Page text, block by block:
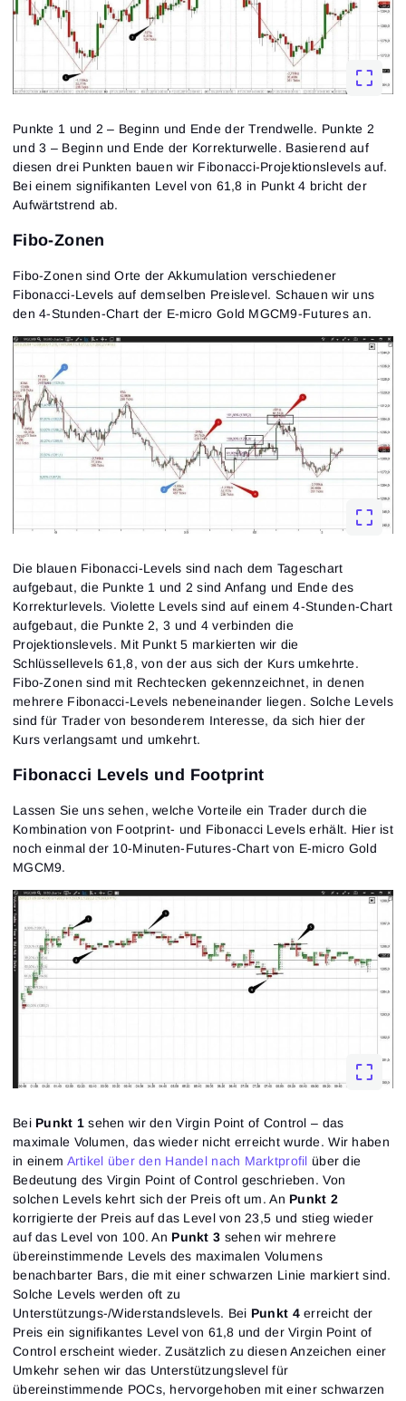
Punkte 1 und 2 – Beginn und Ende der Trendwelle. Punkte 2
und 3 – Beginn und Ende der Korrekturwelle. Basierend auf
diesen drei Punkten bauen wir Fibonacci-Projektionslevels auf.
Bei einem signifikanten Level von 61,8 in Punkt 4 bricht der
Aufwärtstrend ab.
Fibo-Zonen
Fibo-Zonen sind Orte der Akkumulation verschiedener
Fibonacci-Levels auf demselben Preislevel. Schauen wir uns
den 4-Stunden-Chart der E-micro Gold MGCM9-Futures an.
Die blauen Fibonacci-Levels sind nach dem Tageschart
aufgebaut, die Punkte 1 und 2 sind Anfang und Ende des
Korrekturlevels. Violette Levels sind auf einem 4-Stunden-Chart
aufgebaut, die Punkte 2, 3 und 4 verbinden die
Projektionslevels. Mit Punkt 5 markierten wir die
Schlüssellevels 61,8, von der aus sich der Kurs umkehrte.
Fibo-Zonen sind mit Rechtecken gekennzeichnet, in denen
mehrere Fibonacci-Levels nebeneinander liegen. Solche Levels
sind für Trader von besonderem Interesse, da sich hier der
Kurs verlangsamt und umkehrt.
Fibonacci Levels und Footprint
Lassen Sie uns sehen, welche Vorteile ein Trader durch die
Kombination von Footprint- und Fibonacci Levels erhält. Hier ist
noch einmal der 10-Minuten-Futures-Chart von E-micro Gold
MGCM9.
Bei Punkt 1 sehen wir den Virgin Point of Control – das
maximale Volumen, das wieder nicht erreicht wurde. Wir haben
in einem Artikel über den Handel nach Marktprofil über die
Bedeutung des Virgin Point of Control geschrieben. Von
solchen Levels kehrt sich der Preis oft um. An Punkt 2
korrigierte der Preis auf das Level von 23,5 und stieg wieder
auf das Level von 100. An Punkt 3 sehen wir mehrere
übereinstimmende Levels des maximalen Volumens
benachbarter Bars, die mit einer schwarzen Linie markiert sind.
Solche Levels werden oft zu
Unterstützungs-/Widerstandslevels. Bei Punkt 4erreicht der
Preis ein signifikantes Level von 61,8 und der Virgin Point of
Control erscheint wieder. Zusätzlich zu diesen Anzeichen einer
Umkehr sehen wir das Unterstützungslevel für
übereinstimmende POCs, hervorgehoben mit einer schwarzen
E-Mail-Adresse
Passwort
Passwort vergessen?
Noch kein Konto?Registrieren
Passwort zurücksetzen
einen Link, um ein neues Passwort zu erstellen.
E-Mail-Adresse
Passwort zurücksetzen
Email
Ich möchte Sonderangebote von ATAS erhalten
Ich akzeptiere die
Terms of use,License agreement
Lesen Sie unsere Datenschutzerklärung
Hast du schon ein Konto?Anmelden